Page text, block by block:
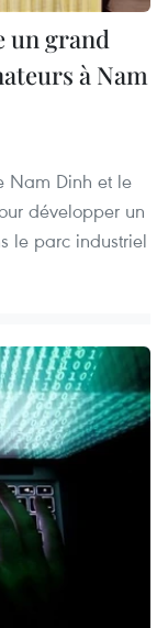
un grand
à Nam
Nam Dinh et le
développer un
le parc industriel